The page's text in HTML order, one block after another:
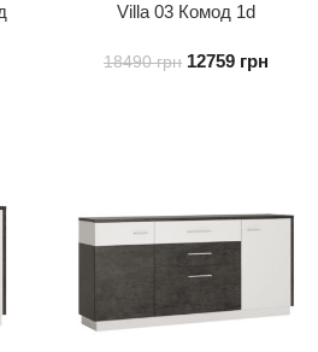
Villa 03 Комод 1d
18490грн 12759 грн